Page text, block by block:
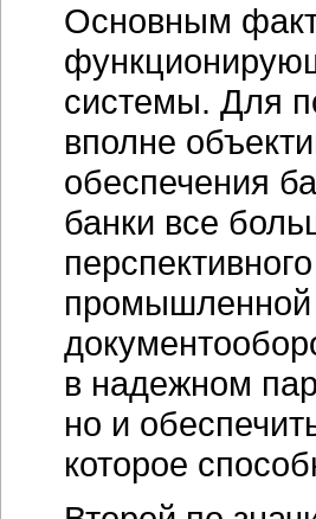
Основным
системы. Для
вполне
обеспечения
банки все
в надежном
но и
которое